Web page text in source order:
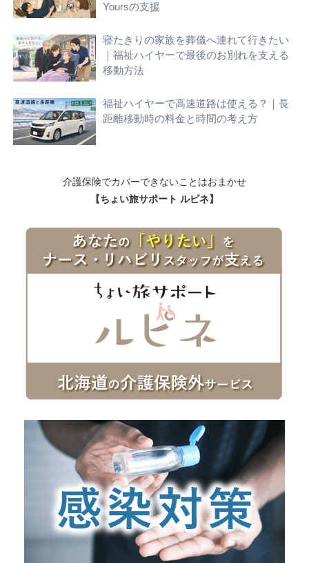
Yoursの支援
寝たきりの家族を葬儀へ連れて行きたい
｜福祉ハイヤーで最後のお別れを支える
移動方法
福祉ハイヤーで高速道路は使える？｜長
距離移動時の料金と時間の考え方
介護保険でカバーできないことはおまかせ
【ちょい旅サポート ルピネ】